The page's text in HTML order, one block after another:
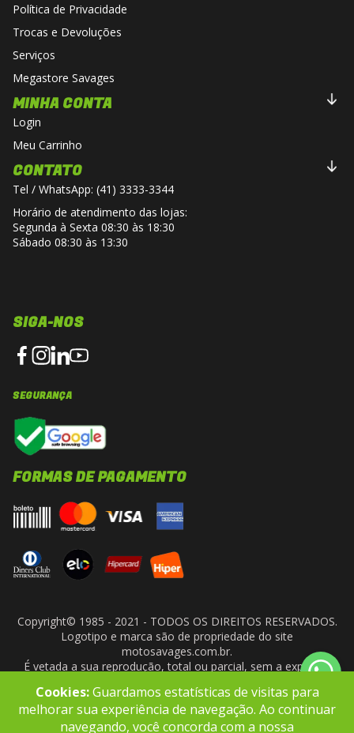
Política de Privacidade
Trocas e Devoluções
Serviços
Megastore Savages
MINHA CONTA
Login
Meu Carrinho
CONTATO
Tel / WhatsApp: (41) 3333-3344
Horário de atendimento das lojas:
Segunda à Sexta 08:30 às 18:30
Sábado 08:30 às 13:30
SIGA-NOS
SEGURANÇA
FORMAS DE PAGAMENTO
Copyright© 1985 - 2021 - TODOS OS DIREITOS RESERVADOS.
Logotipo e marca são de propriedade do site
motosavages.com.br.
É vetada a sua reprodução, total ou parcial, sem a expressa
- CNPJ: 10.927.924/0001-91
Cookies:Guardamos estatísticas de visitas para
melhorar sua experiência de navegação. Ao continuar
navegando, você concorda com a nossa